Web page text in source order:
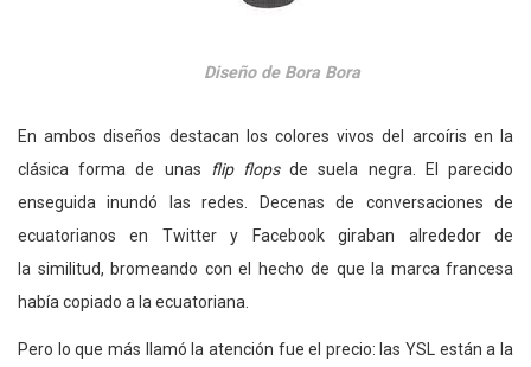
Diseño de Bora Bora
En ambos diseños destacan los colores vivos del arcoíris en la
clásica forma de unas flip flopsde suela negra. El parecido
enseguida inundó las redes. Decenas de conversaciones de
ecuatorianos en Twitter y Facebook giraban alrededor de
la similitud, bromeando con el hecho de que la marca francesa
había copiado a la ecuatoriana.
Pero lo que más llamó la atención fue el precio: las YSL están a la